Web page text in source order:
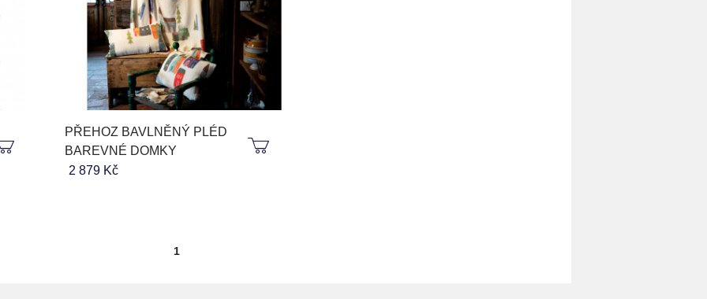
PŘEHOZ BAVLNĚNÝ PLÉD
BAREVNÉ DOMKY
2 879 Kč
1